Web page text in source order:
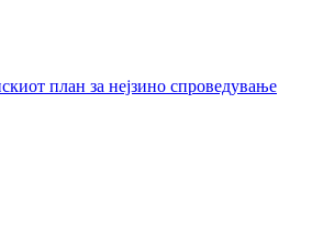
план за нејзино спроведување